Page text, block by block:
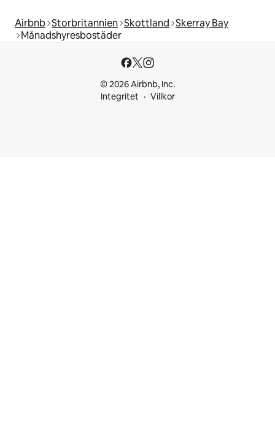
Airbnb Storbritannien Skottland Skerray Bay
Månadshyresbostäder
© 2026 Airbnb, Inc.
Integritet
Villkor